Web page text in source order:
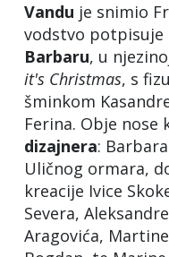
Vandu je snimio
vodstvo potpisuje
Barbaru, u
it's Christmas, s
šminkom
Ferina. Obje nose
dizajnera:
Uličnog ormara,
kreacije Ivice
Severa,
Aragovića,